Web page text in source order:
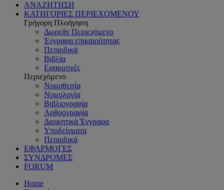
ΑΝΑΖΗΤΗΣΗ
ΚΑΤΗΓΟΡΙΕΣ ΠΕΡΙΕΧΟΜΕΝΟΥ
Γρήγορη Πλοήγηση
Δωρεάν Περιεχόμενο
Έγγραφα επικαιρότητας
Περιοδικά
Βιβλία
Εφαρμογές
Περιεχόμενο
Νομοθεσία
Νομολογία
Βιβλιογραφία
Αρθρογραφία
Διοικητικά Έγγραφα
Υποδείγματα
Περιοδικά
ΕΦΑΡΜΟΓΕΣ
ΣΥΝΔΡΟΜΕΣ
FORUM
Home